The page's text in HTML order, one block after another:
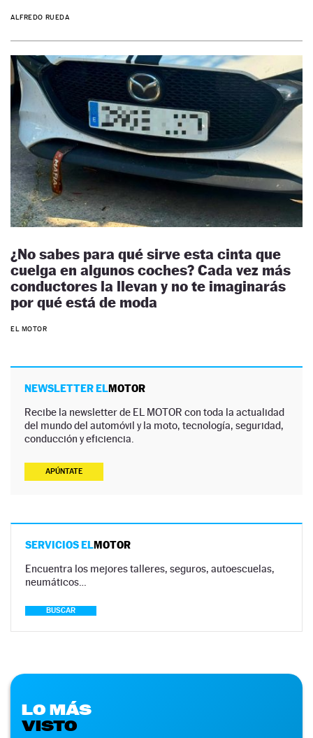
ALFREDO RUEDA
¿No sabes para qué sirve esta cinta que
cuelga en algunos coches? Cada vez más
conductores la llevan y no te imaginarás
por qué está de moda
EL MOTOR
NEWSLETTER ELMOTOR
Recibe la newsletter de EL MOTOR con toda la actualidad
del mundo del automóvil y la moto, tecnología, seguridad,
conducción y eficiencia.
APÚNTATE
SERVICIOS ELMOTOR
Encuentra los mejores talleres, seguros, autoescuelas,
neumáticos…
BUSCAR
LO MÁS
VISTO